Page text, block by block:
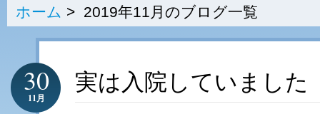
ホーム > 2019年11月のブログ一覧
実は入院していました
30
11月